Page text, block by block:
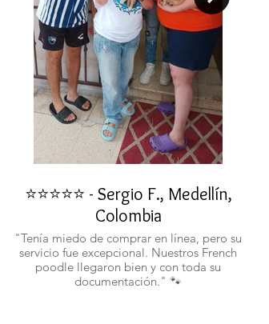
⭐⭐⭐⭐⭐ - Sergio F., Medellín,
Colombia
"Tenía miedo de comprar en línea, pero su
servicio fue excepcional. Nuestros French
poodle llegaron bien y con toda su
documentación." 🐾